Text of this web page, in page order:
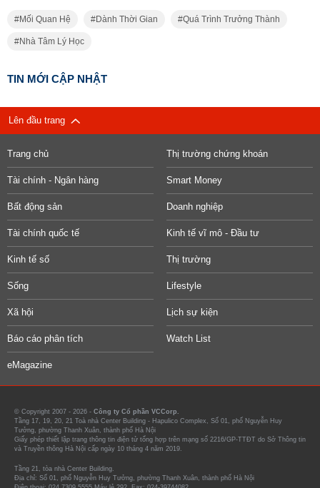
Mối Quan Hệ Dành Thời Gian Quá Trình Trưởng Thành
Nhà Tâm Lý Học
TIN MỚI CẬP NHẬT
Lên đầu trang
Trang chủ Thị trường chứng khoán
Tài chính - Ngân hàng Smart Money
Bất động sản Doanh nghiệp
Tài chính quốc tế Kinh tế vĩ mô - Đầu tư
Kinh tế số Thị trường
Sống Lifestyle
Xã hội Lịch sự kiện
Báo cáo phân tích Watch List
eMagazine
© Copyright 2007 - 2026 - Công ty Cổ phần VCCorp.
Tầng 17, 19, 20, 21 Toà nhà Center Building - Hapulico Complex, Số 01, phố Nguyễn Huy
Tưởng, phường Thanh Xuân, thành phố Hà Nội
Giấy phép thiết lập trang thông tin điện tử tổng hợp trên mạng số 2216/GP-TTĐT do Sở Thông tin
và Truyền thông Hà Nội cấp ngày 10 tháng 4 năm 2019.
Tầng 21, tòa nhà Center Building.
Địa chỉ: Số 01, phố Nguyễn Huy Tưởng, phường Thanh Xuân, thành phố Hà Nội